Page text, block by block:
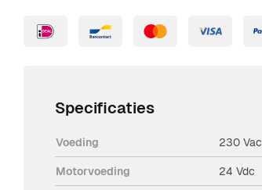
Specificaties
Voeding 230 Vac
Motorvoeding 24 Vdc